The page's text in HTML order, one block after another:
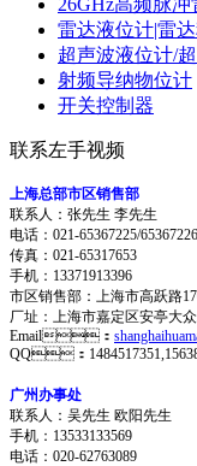
雷达液位计|雷
超声波液位计/
射频导纳物位计
开关控制器
联系左手视频
上海总部市区销售部
联系人：张先生 李先生
电话：021-65367225/65367226
传真：021-65317653
手机：13371913396
市区销售部：上海市高跃路
厂址：上海市嘉定区安亭
Email：
QQ：
广州办事处
联系人：吴先生 欧阳先生
手机：13533133569
电话：020-62763089